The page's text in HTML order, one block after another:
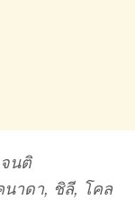
นติ
นาดา, ชิลี, โคล